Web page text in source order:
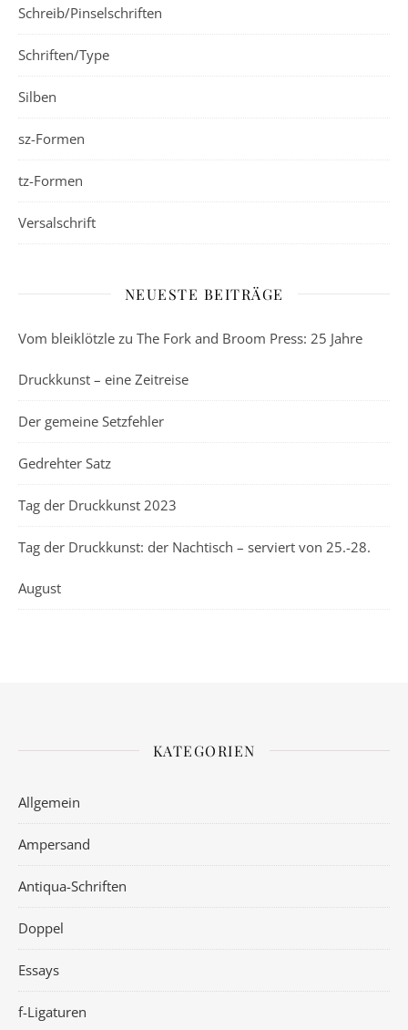
Schreib/Pinselschriften
Schriften/Type
Silben
sz-Formen
tz-Formen
Versalschrift
NEUESTE BEITRÄGE
Vom bleiklötzle zu The Fork and Broom Press: 25 Jahre
Druckkunst – eine Zeitreise
Der gemeine Setzfehler
Gedrehter Satz
Tag der Druckkunst 2023
Tag der Druckkunst: der Nachtisch – serviert von 25.-28.
August
KATEGORIEN
Allgemein
Ampersand
Antiqua-Schriften
Doppel
Essays
f-Ligaturen